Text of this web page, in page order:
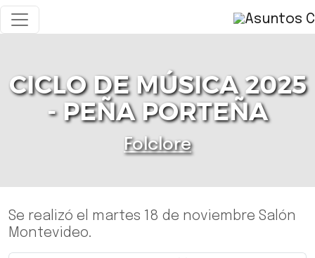
CICLO DE MÚSICA 2025
- PEÑA PORTEÑA
Folclore
Se realizó el martes 18 de noviembre Salón
Montevideo.